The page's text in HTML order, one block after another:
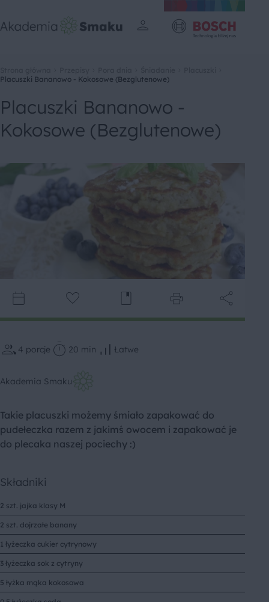
Placuszki Bananowo - Kokosowe (Bezglutenowe)
Placuszki Bananowo -
Kokosowe (Bezglutenowe)
4 porcje 20 min Łatwe
Akademia Smaku
Takie placuszki możemy śmiało zapakować do
pudełeczka razem z jakimś owocem i zapakować je
do plecaka naszej pociechy :)
Składniki
2 szt. jajka klasy M
2 szt. dojrzałe banany
1 łyżeczka cukier cytrynowy
3 łyżeczka sok z cytryny
5 łyżka mąka kokosowa